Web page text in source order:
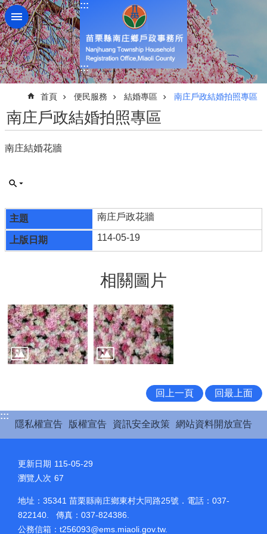
跳到主要內容區塊
:::
:::
首頁 便民服務 結婚專區 南庄戶政結婚拍照專區
南庄戶政結婚拍照專區
南庄結婚花牆
南庄戶政花牆
114-05-19
相關圖片
回上一頁 回最上面
:::
隱私權宣告
版權宣告 資訊安全政策 網站資料開放宣告
更新日期 115-05-29
瀏覽人次 67
地址：35341 苗栗縣南庄鄉東村大同路25號．電話：037-
822140. 傳真：037-824386.
公務信箱： t256093@ems.miaoli.gov.tw.